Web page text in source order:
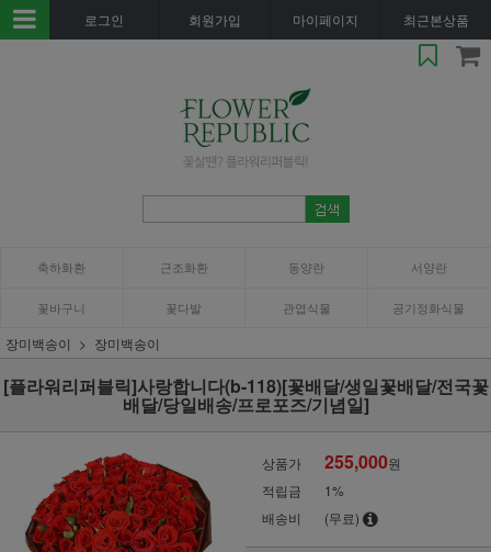
로그인 회원가입 마이페이지 최근본상품
축하화환 근조화환 동양란 서양란
꽃바구니 꽃다발 관엽식물 공기정화식물
장미백송이 장미백송이
[플라워리퍼블릭]사랑합니다(b-118)[꽃배달/생일꽃배달/전국꽃
배달/당일배송/프로포즈/기념일]
상품가 255,000원
적립금
1%
배송비
(무료)